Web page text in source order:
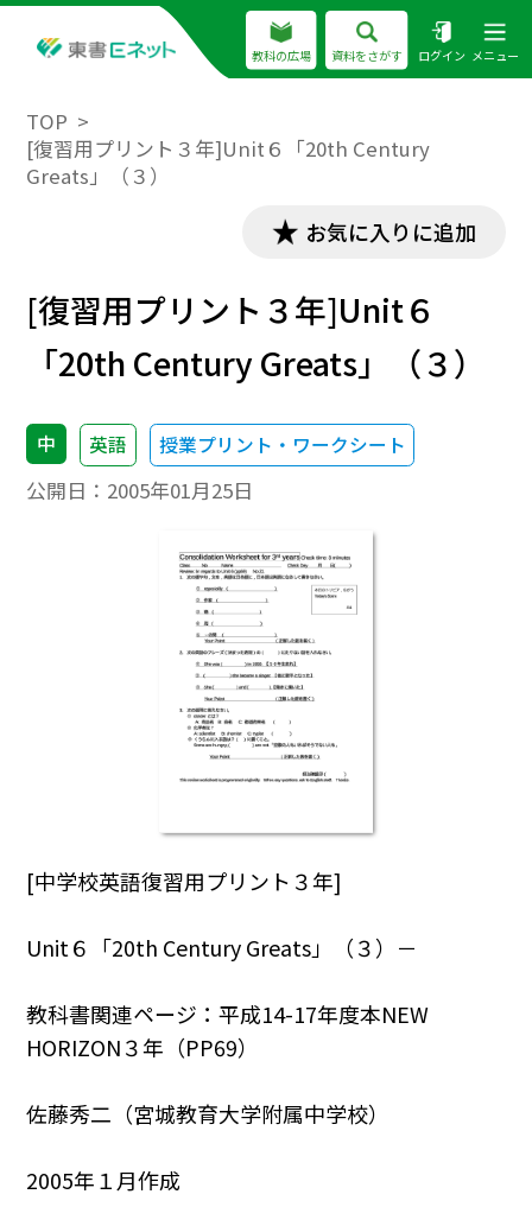
教科の広場 資料をさがす ログイン メニュー
TOP
[復習用プリント３年]Unit６「20th Century
Greats」（３）
お気に入りに追加
[復習用プリント３年]Unit６
「20th Century Greats」（３）
中 英語 授業プリント・ワークシート
公開日： 2005年01月25日
[中学校英語復習用プリント３年]
Unit６「20th Century Greats」（３）－
教科書関連ページ：平成14-17年度本NEW
HORIZON３年（PP69）
佐藤秀二（宮城教育大学附属中学校）
2005年１月作成